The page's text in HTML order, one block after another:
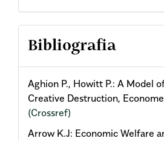
Bibliografia
Aghion P., Howitt P.: A Model
Creative Destruction,
(Crossref)
Arrow K.J: Economic Welfare